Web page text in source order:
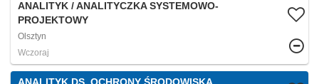
ANALITYK / ANALITYCZKA SYSTEMOWO-
PROJEKTOWY
Olsztyn
Wczoraj